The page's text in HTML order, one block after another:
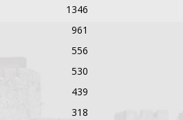
1346
961
556
530
439
318